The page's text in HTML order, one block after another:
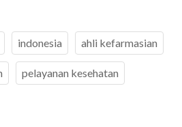
indonesia ahli kefarmasian
pelayanan kesehatan